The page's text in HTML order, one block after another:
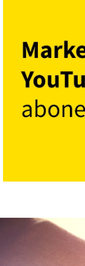
Etkinlikler
Söyleşiler
Kariyer
Araştırma